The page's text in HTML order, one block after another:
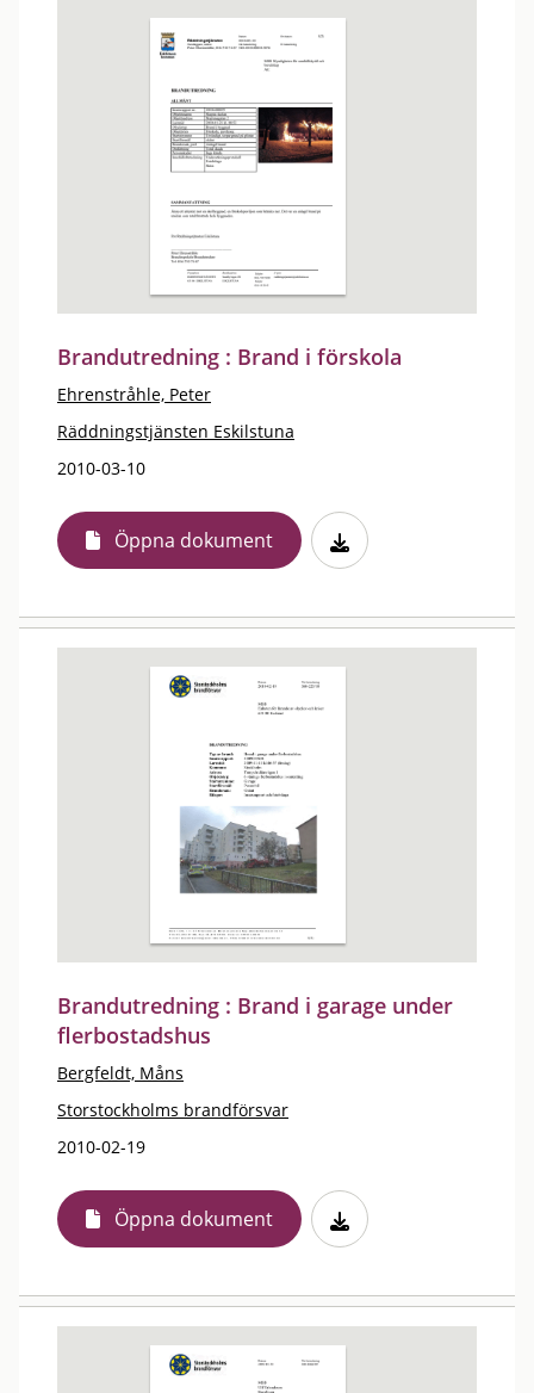
Brandutredning : Brand i förskola
Ehrenstråhle, Peter
Räddningstjänsten Eskilstuna
2010-03-10
Öppna dokument
Brandutredning : Brand i garage under
flerbostadshus
Bergfeldt, Måns
Storstockholms brandförsvar
2010-02-19
Öppna dokument